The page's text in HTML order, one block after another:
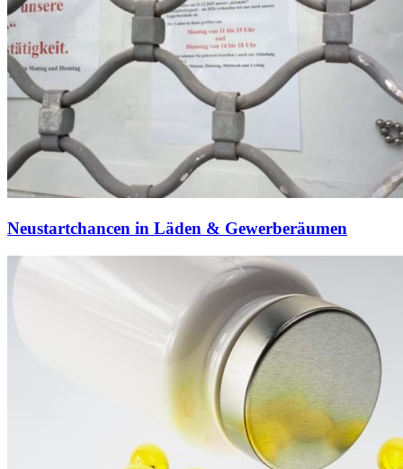
Neustartchancen in Läden & Gewerberäumen